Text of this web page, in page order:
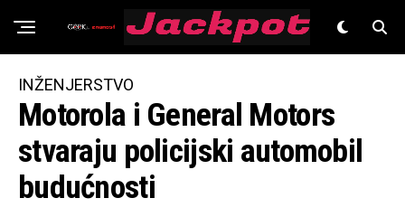
Znanost
INŽENJERSTVO
Motorola i General Motors
stvaraju policijski automobil
budućnosti